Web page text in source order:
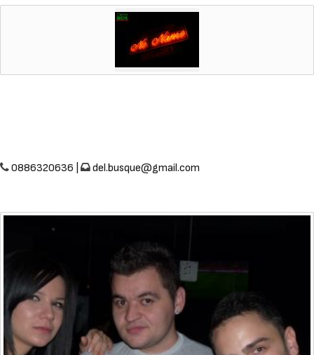
0886320636 | del.busque@gmail.com